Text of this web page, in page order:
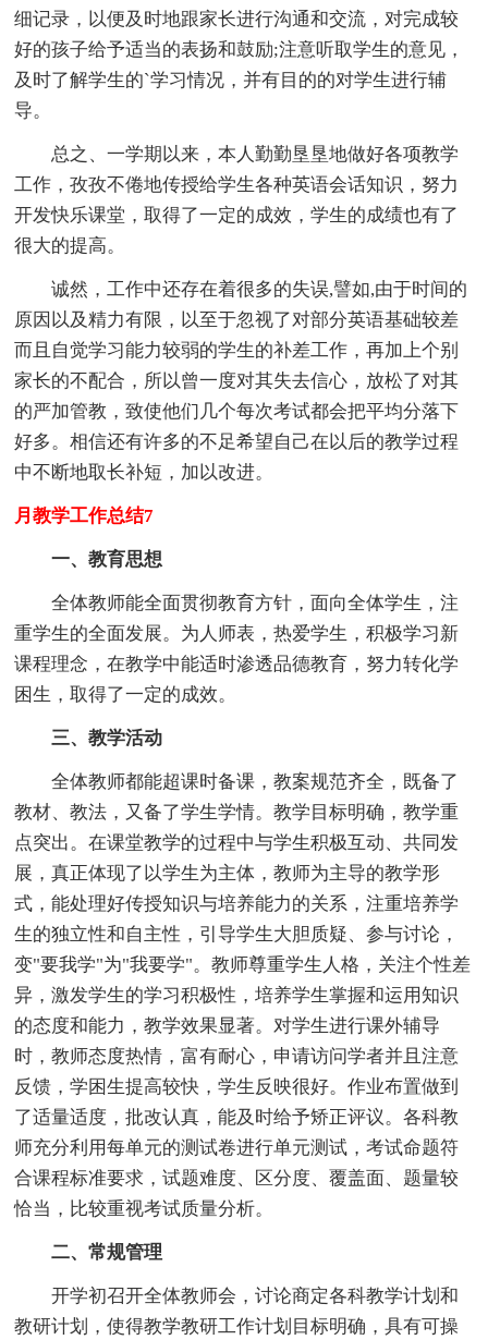
细记录，以便及时地跟家长进行沟通和交流，对完成较
好的孩子给予适当的表扬和鼓励;注意听取学生的意见，
及时了解学生的`学习情况，并有目的的对学生进行辅
导。
总之、一学期以来，本人勤勤垦垦地做好各项教学
工作，孜孜不倦地传授给学生各种英语会话知识，努力
开发快乐课堂，取得了一定的成效，学生的成绩也有了
很大的提高。
诚然，工作中还存在着很多的失误,譬如,由于时间的
原因以及精力有限，以至于忽视了对部分英语基础较差
而且自觉学习能力较弱的学生的补差工作，再加上个别
家长的不配合，所以曾一度对其失去信心，放松了对其
的严加管教，致使他们几个每次考试都会把平均分落下
好多。相信还有许多的不足希望自己在以后的教学过程
中不断地取长补短，加以改进。
月教学工作总结7
一、教育思想
全体教师能全面贯彻教育方针，面向全体学生，注
重学生的全面发展。为人师表，热爱学生，积极学习新
课程理念，在教学中能适时渗透品德教育，努力转化学
困生，取得了一定的成效。
三、教学活动
全体教师都能超课时备课，教案规范齐全，既备了
教材、教法，又备了学生学情。教学目标明确，教学重
点突出。在课堂教学的过程中与学生积极互动、共同发
展，真正体现了以学生为主体，教师为主导的教学形
式，能处理好传授知识与培养能力的关系，注重培养学
生的独立性和自主性，引导学生大胆质疑、参与讨论，
变"要我学"为"我要学"。教师尊重学生人格，关注个性差
异，激发学生的学习积极性，培养学生掌握和运用知识
的态度和能力，教学效果显著。对学生进行课外辅导
时，教师态度热情，富有耐心，申请访问学者并且注意
反馈，学困生提高较快，学生反映很好。作业布置做到
了适量适度，批改认真，能及时给予矫正评议。各科教
师充分利用每单元的测试卷进行单元测试，考试命题符
合课程标准要求，试题难度、区分度、覆盖面、题量较
恰当，比较重视考试质量分析。
二、常规管理
开学初召开全体教师会，讨论商定各科教学计划和
教研计划，使得教学教研工作计划目标明确，具有可操